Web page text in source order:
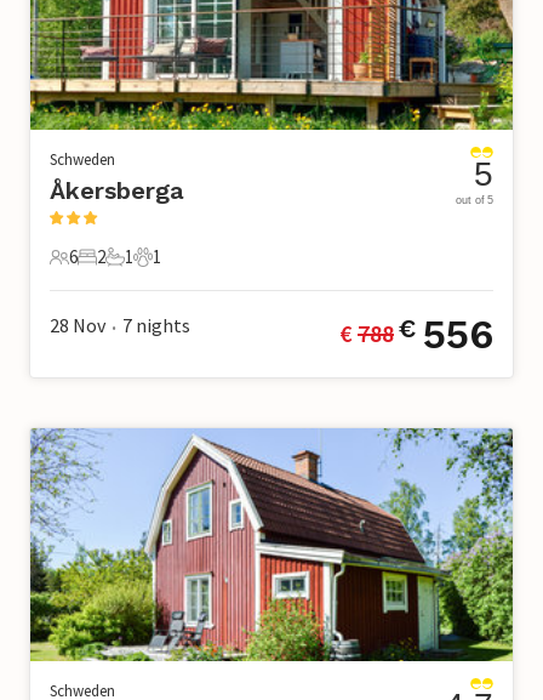
Schweden
Åkersberga
6 Gäste
6
2 Schlafzimmer
2
1 Badezimmer
1
1 Haustier
1
5
out of 5
28 Nov • 7 nights € 788€ 556
Schweden